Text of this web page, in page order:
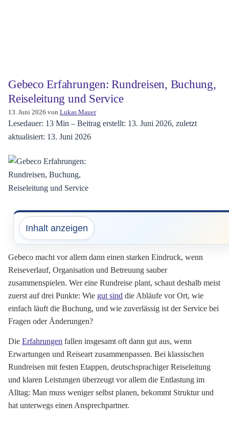
Gebeco Erfahrungen: Rundreisen, Buchung,
Reiseleitung und Service
13. Juni 2026 von Lukas Mauer
Lesedauer: 13 Min – Beitrag erstellt: 13. Juni 2026, zuletzt
aktualisiert: 13. Juni 2026
Inhalt anzeigen
Gebeco macht vor allem dann einen starken Eindruck, wenn
Reiseverlauf, Organisation und Betreuung sauber
zusammenspielen. Wer eine Rundreise plant, schaut deshalb meist
zuerst auf drei Punkte: Wie gut sind die Abläufe vor Ort, wie
einfach läuft die Buchung, und wie zuverlässig ist der Service bei
Fragen oder Änderungen?
Die Erfahrungen fallen insgesamt oft dann gut aus, wenn
Erwartungen und Reiseart zusammenpassen. Bei klassischen
Rundreisen mit festen Etappen, deutschsprachiger Reiseleitung
und klaren Leistungen überzeugt vor allem die Entlastung im
Alltag: Man muss weniger selbst planen, bekommt Struktur und
hat unterwegs einen Ansprechpartner.